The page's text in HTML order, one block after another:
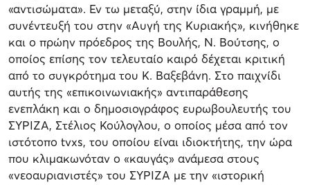
«αντισώματα». Εν τω μεταξύ, στην ίδια γραμμή, με
συνέντευξή του στην «Αυγή της Κυριακής», κινήθηκε
και ο πρώην πρόεδρος της Βουλής, Ν. Βούτσης, ο
οποίος επίσης τον τελευταίο καιρό δέχεται κριτική
από το συγκρότημα του Κ. Βαξεβάνη. Στο παιχνίδι
αυτής της «επικοινωνιακής» αντιπαράθεσης
ενεπλάκη και ο δημοσιογράφος ευρωβουλευτής του
ΣΥΡΙΖΑ, Στέλιος Κούλογλου, ο οποίος μέσα από τον
ιστότοπο tvxs, του οποίου είναι ιδιοκτήτης, την ώρα
που κλιμακωνόταν ο «καυγάς» ανάμεσα στους
«νεοαυριανιστές» του ΣΥΡΙΖΑ με την «ιστορική